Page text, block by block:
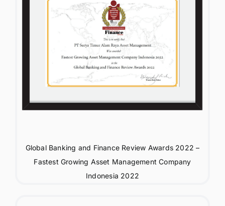
Global Banking and Finance Review Awards 2022 –
Fastest Growing Asset Management Company
Indonesia 2022